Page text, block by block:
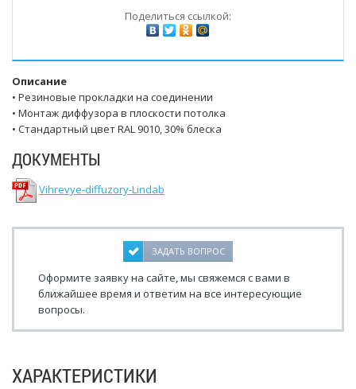
Поделиться ссылкой:
Описание
• Резиновые прокладки на соединении
• Монтаж диффузора в плоскости потолка
• Стандартный цвет RAL 9010, 30% блеска
ДОКУМЕНТЫ
Vihrevye-diffuzory-Lindab
ЗАДАТЬ ВОПРОС
Оформите заявку на сайте, мы свяжемся с вами в
ближайшее время и ответим на все интересующие
вопросы.
ХАРАКТЕРИСТИКИ